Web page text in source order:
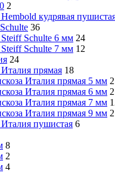
2
кудрявая
36
Steiff Schulte 6 мм 24
Steiff Schulte 7 мм 12
24
прямая 18
Италия прямая 5 мм 2
Италия прямая 6 мм 2
Италия прямая 7 мм
Италия прямая 9 мм 2
Италия пушистая 6
8
2
4